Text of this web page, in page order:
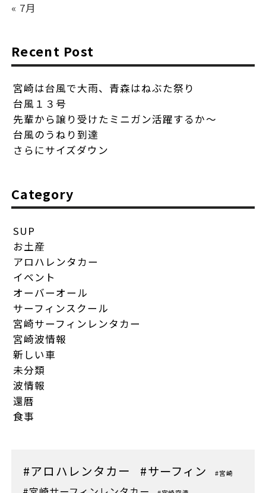
« 7月
Recent Post
宮崎は台風で大雨、青森はねぶた祭り
台風１３号
先輩から譲り受けたミニガン活躍するか〜
台風のうねり到達
さらにサイズダウン
Category
SUP
お土産
アロハレンタカー
イベント
オーバーオール
サーフィンスクール
宮崎サーフィンレンタカー
宮崎波情報
新しい車
未分類
波情報
還暦
食事
#アロハレンタカー #サーフィン #宮崎